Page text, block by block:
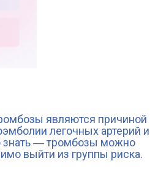
являются причиной
легочных артерий и
знать ― тромбозы можно
выйти из группы риска.